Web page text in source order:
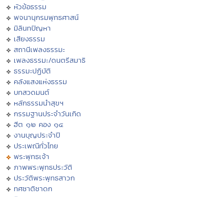
หัวข้อธรรม
พจนานุกรมพุทธศาสน์
มิลินทปัญหา
เสียงธรรม
สถานีเพลงธรรมะ
เพลงธรรมะ/ดนตรีสมาธิ
ธรรมะปฏิบัติ
คลังแสงแห่งธรรม
บทสวดมนต์
หลักธรรมนำสุขฯ
กรรมฐานประจำวันเกิด
ฮีต ๑๒ คอง ๑๔
งานบุญประจำปี
ประเพณีทั่วไทย
พระพุทธเจ้า
ภาพพระพุทธประวัติ
ประวัติพระพุทธสาวก
ทศชาติชาดก